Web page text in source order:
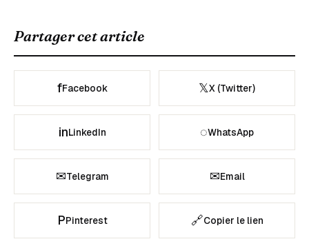
Partager cet article
fFacebook 𝕏X (Twitter)
inLinkedIn ◌WhatsApp
✉Telegram ✉Email
PPinterest 🔗Copier le lien